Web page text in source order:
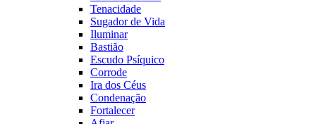
Tenacidade
Sugador de Vida
Iluminar
Bastião
Escudo Psíquico
Corrode
Ira dos Céus
Condenação
Fortalecer